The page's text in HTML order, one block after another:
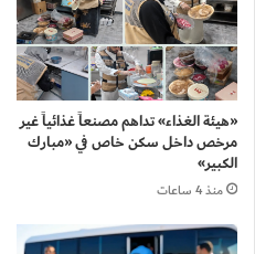
«هيئة الغذاء» تداهم مصنعاً غذائياً غير
مرخص داخل سكن خاص في «مبارك
الكبير»
منذ 4 ساعات